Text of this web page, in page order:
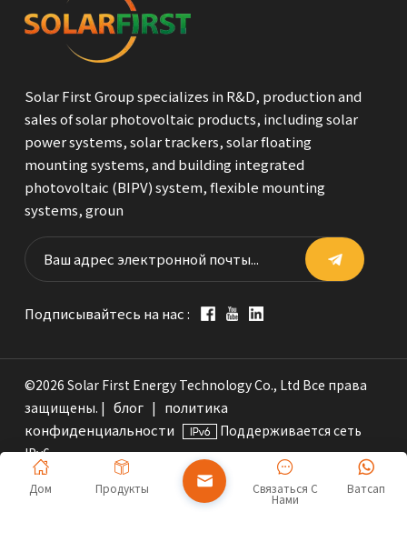
Solar First Group specializes in R&D, production and
sales of solar photovoltaic products, including solar
power systems, solar trackers, solar floating
mounting systems, and building integrated
photovoltaic (BIPV) system, flexible mounting
systems, groun
Подписывайтесь на нас :
©2026 Solar First Energy Technology Co., Ltd Все права
защищены. |
блог
политика
конфиденциальности
Поддерживается сеть
IPv6
Дом Продукты Ватсап
Связаться С
Нами